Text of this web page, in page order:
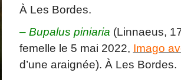
À Les Bordes.
– Bupalus piniaria (Linnaeus,
femelle le 5 mai 2022, Imago
d’une araignée). À Les Bordes.